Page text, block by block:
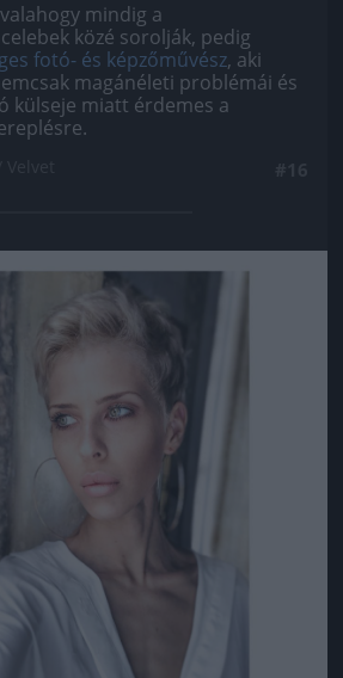
mindig a
közé sorolják, pedig
fotó- és képzőművész, aki
magánéleti problémái és
külseje miatt érdemes a
Jön még kép!